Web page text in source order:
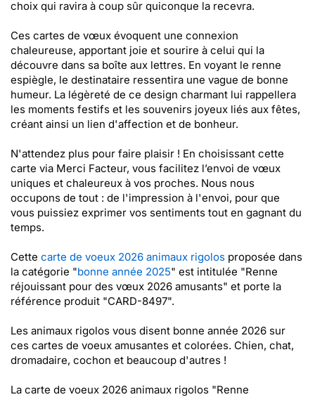
choix qui ravira à coup sûr quiconque la recevra.
Ces cartes de vœux évoquent une connexion
chaleureuse, apportant joie et sourire à celui qui la
découvre dans sa boîte aux lettres. En voyant le renne
espiègle, le destinataire ressentira une vague de bonne
humeur. La légèreté de ce design charmant lui rappellera
les moments festifs et les souvenirs joyeux liés aux fêtes,
créant ainsi un lien d'affection et de bonheur.
N'attendez plus pour faire plaisir ! En choisissant cette
carte via Merci Facteur, vous facilitez l’envoi de vœux
uniques et chaleureux à vos proches. Nous nous
occupons de tout : de l'impression à l'envoi, pour que
vous puissiez exprimer vos sentiments tout en gagnant du
temps.
Cette carte de voeux 2026 animaux rigolos proposée dans
la catégorie "bonne année 2025" est intitulée "Renne
réjouissant pour des vœux 2026 amusants" et porte la
référence produit "CARD-8497".
Les animaux rigolos vous disent bonne année 2026 sur
ces cartes de voeux amusantes et colorées. Chien, chat,
dromadaire, cochon et beaucoup d'autres !
La carte de voeux 2026 animaux rigolos "Renne